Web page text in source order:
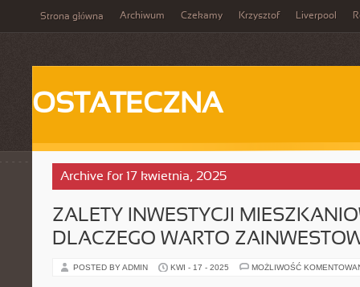
Strona główna Archiwum Czekamy Krzysztof Liverpool
OSTATECZNA
Archive for 17 kwietnia, 2025
ZALETY INWESTYCJI
DLACZEGO WARTO
POSTED BY ADMIN KWI - 17 - 2025 MOŻLIWOŚĆ